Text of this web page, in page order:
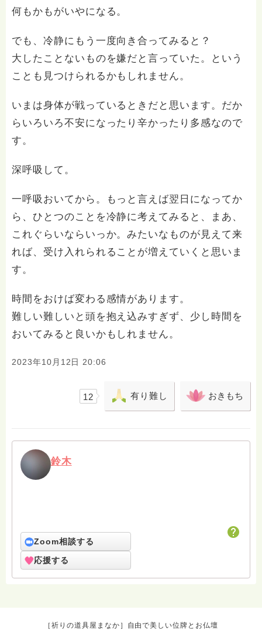
何もかもがいやになる。
でも、冷静にもう一度向き合ってみると？
大したことないものを嫌だと言っていた。という
ことも見つけられるかもしれません。
いまは身体が戦っているときだと思います。だか
らいろいろ不安になったり辛かったり多感なので
す。
深呼吸して。
一呼吸おいてから。もっと言えば翌日になってか
ら、ひとつのことを冷静に考えてみると、まあ、
これぐらいならいっか。みたいなものが見えて来
れば、受け入れられることが増えていくと思いま
す。
時間をおけば変わる感情があります。
難しい難しいと頭を抱え込みすぎず、少し時間を
おいてみると良いかもしれません。
2023年10月12日 20:06
12 有り難し おきもち
鈴木
Zoom相談する
応援する
［祈りの道具屋まなか］自由で美しい位牌とお仏壇